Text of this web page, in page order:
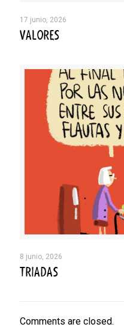
17 junio, 2026
VALORES
8 junio, 2026
TRIADAS
Comments are closed.